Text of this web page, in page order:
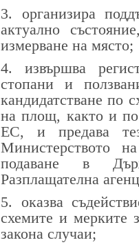
3. организира
актуално
измерване на място;
4. извършва
стопани и
кандидатстване по
на площ, както и
ЕС, и предава
Министерството
подаване в
Разплащателна
5. оказва
схемите и мерките
закона случаи;